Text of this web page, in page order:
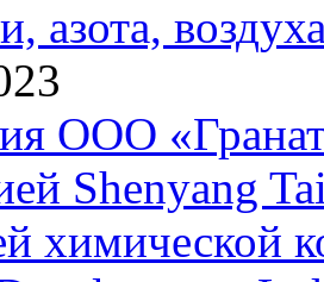
азота,
ООО
Shenyang
химической